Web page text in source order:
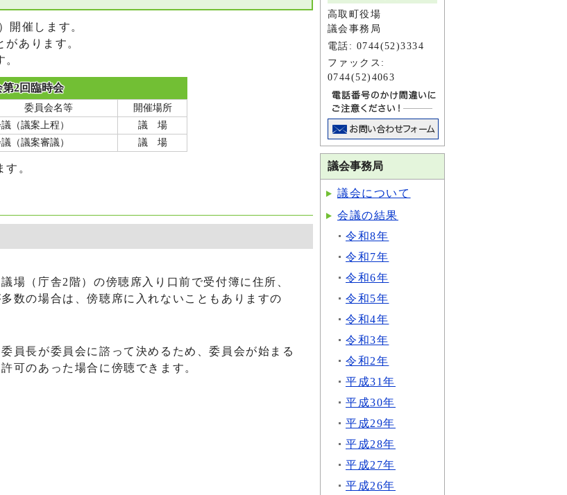
開催します。
あります。
2回臨時会
委員会名等
開催場所
（議案上程）
議 場
（議案審議） 議 場
。
場（庁舎2階）の傍聴席入り口前で受付簿に住所、
数の場合は、傍聴席に入れないこともありますの
員長が委員会に諮って決めるため、委員会が始まる
可のあった場合に傍聴できます。
高取町役場
議会事務局
電話: 0744(52)3334
ファックス:
0744(52)4063
議会事務局
議会について
会議の結果
令和8年
令和7年
令和6年
令和5年
令和4年
令和3年
令和2年
平成31年
平成30年
平成29年
平成28年
平成27年
平成26年